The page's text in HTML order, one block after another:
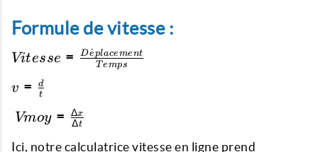
Formule de vitesse :
Vitesse = \frac
{Déplacement}
{Temps}
Vitesse = Temps
De
ˊplacement
v =
\frac
{d}{t}
v = t
d
\ V
moy=\frac{Δx}
{Δt}
Vmoy = Δt
Δx
Ici, notre calculatrice vitesse en ligne prend